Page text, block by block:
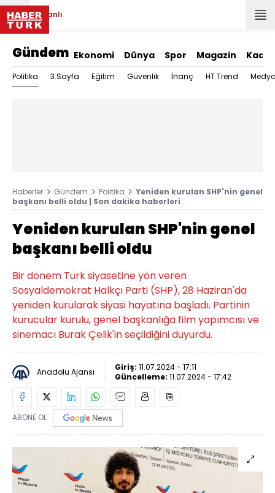
Canlı
Gündem Ekonomi Dünya Spor Magazin Kadın
Politika 3.Sayfa Eğitim Güvenlik İnanç HT Trend
Haberler Gündem Politika
Yeniden kurulan SHP'nin genel
başkanı belli oldu | Son dakika haberleri
Yeniden kurulan SHP'nin genel
başkanı belli oldu
Bir dönem Türk siyasetine yön veren
Sosyaldemokrat Halkçı Parti (SHP), 28 Haziran'da
yeniden kurularak siyasi hayatına başladı. Partinin
kurucular kurulu, genel başkanlığa film yapımcısı ve
sinemacı Burak Çelik'in seçildiğini duyurdu.
Anadolu Ajansı Giriş: 11.07.2024 - 17:11
Güncelleme: 11.07.2024 - 17:42
ABONE OL